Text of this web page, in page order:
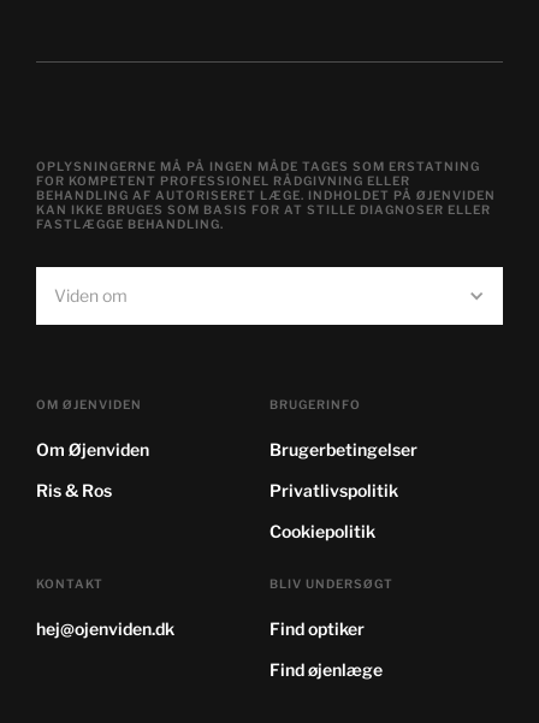
Viden om
OPLYSNINGERNE MÅ PÅ INGEN MÅDE TAGES SOM ERSTATNING
FOR KOMPETENT PROFESSIONEL RÅDGIVNING ELLER
BEHANDLING AF AUTORISERET LÆGE. INDHOLDET PÅ ØJENVIDEN
KAN IKKE BRUGES SOM BASIS FOR AT STILLE DIAGNOSER ELLER
FASTLÆGGE BEHANDLING.
OM ØJENVIDEN
Om Øjenviden
Ris & Ros
BRUGERINFO
Brugerbetingelser
Privatlivspolitik
Cookiepolitik
KONTAKT
hej@ojenviden.dk
BLIV UNDERSØGT
Find optiker
Find øjenlæge